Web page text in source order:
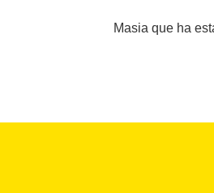
Masia que ha